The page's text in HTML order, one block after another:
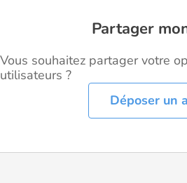
Partager
Vous souhaitez partager votre
utilisateurs ?
Déposer un